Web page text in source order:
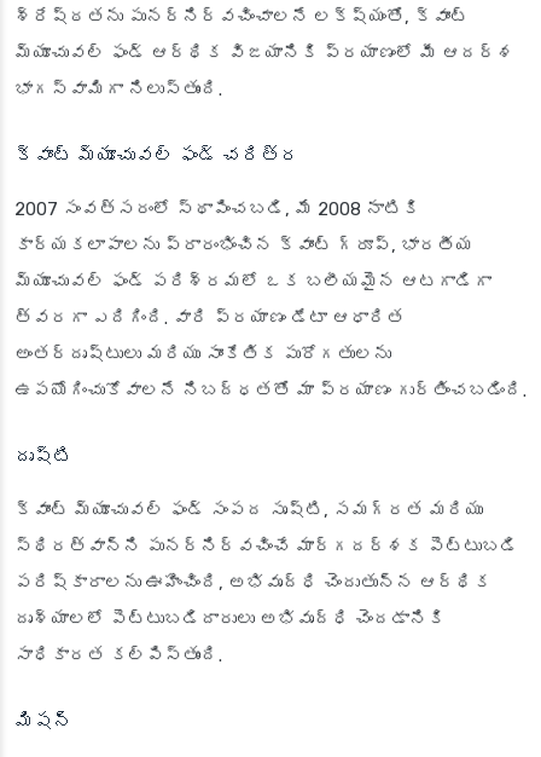
శ్రేష్ఠతను పునర్నిర్వచించాలనే లక్ష్యంతో, క్వాంట్
మ్యూచువల్ ఫండ్ ఆర్థిక విజయానికి ప్రయాణంలో మీ ఆదర్శ
భాగస్వామిగా నిలుస్తుంది.
క్వాంట్ మ్యూచువల్ ఫండ్ చరిత్ర
2007 సంవత్సరంలో స్థాపించబడి, మే 2008 నాటికి
కార్యకలాపాలను ప్రారంభించిన క్వాంట్ గ్రూప్, భారతీయ
మ్యూచువల్ ఫండ్ పరిశ్రమలో ఒక బలీయమైన ఆటగాడిగా
త్వరగా ఎదిగింది. వారి ప్రయాణం డేటా ఆధారిత
అంతర్దృష్టులు మరియు సాంకేతిక పురోగతులను
ఉపయోగించుకోవాలనే నిబద్ధతతో మా ప్రయాణం గుర్తించబడింది.
దృష్టి
క్వాంట్ మ్యూచువల్ ఫండ్ సంపద సృష్టి, సమగ్రత మరియు
స్థిరత్వాన్ని పునర్నిర్వచించే మార్గదర్శక పెట్టుబడి
పరిష్కారాలను ఊహించింది, అభివృద్ధి చెందుతున్న ఆర్థిక
దృశ్యాలలో పెట్టుబడిదారులు అభివృద్ధి చెందడానికి
సాధికారత కల్పిస్తుంది.
మిషన్